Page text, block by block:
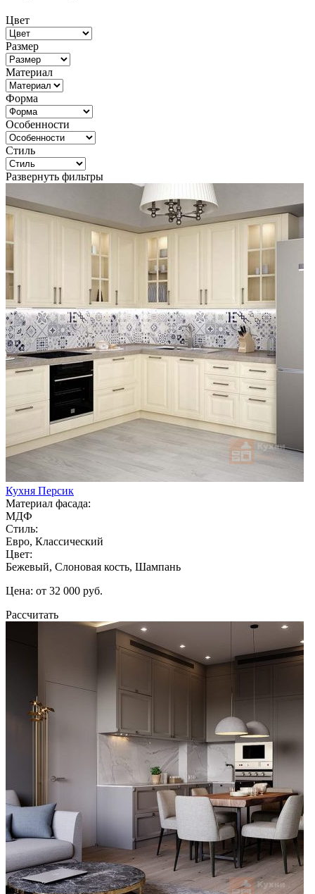
Цвет
Размер
Материал
Форма
Особенности
Стиль
Развернуть фильтры
Кухня Персик
Материал фасада:
МДФ
Стиль:
Евро, Классический
Цвет:
Бежевый, Слоновая кость, Шампань
Цена: от 32 000 руб.
Рассчитать